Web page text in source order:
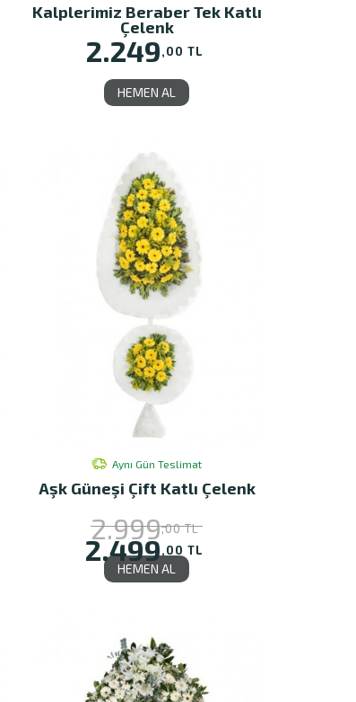
Kalplerimiz Beraber Tek Katlı
Çelenk
2.249,00 TL
HEMEN AL
Aynı Gün Teslimat
Aşk Güneşi Çift Katlı Çelenk
2.999,00 TL
2.499,00 TL
HEMEN AL